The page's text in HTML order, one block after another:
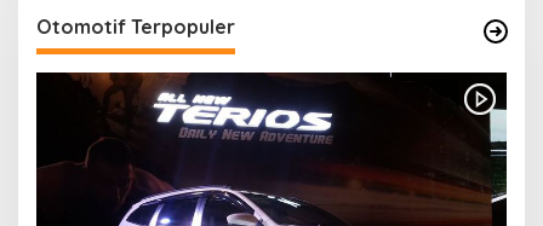
Otomotif Terpopuler